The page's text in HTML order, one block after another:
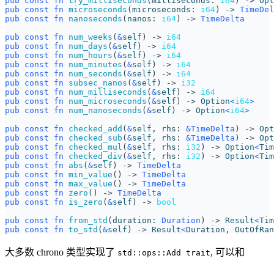
pub
const fn microseconds ( microseconds : i64 ) ->
pub
const fn nanoseconds ( nanos : i64 ) -> TimeDelta
pub
const fn num_weeks ( &self ) -> i64
pub
const fn num_days ( &self ) -> i64
pub
const fn num_hours ( &self ) -> i64
pub
const fn num_minutes ( &self ) -> i64
pub
const fn num_seconds ( &self ) -> i64
pub
const fn subsec_nanos ( &self ) -> i32
pub
const fn num_milliseconds ( &self ) -> i64
pub
const fn num_microseconds ( &self ) -> Option<i64>
pub
const fn num_nanoseconds ( &self ) -> Option<i64>
pub
const fn checked_add ( &self , rhs : &TimeDelta ) ->
pub
const fn checked_sub ( &self , rhs : &TimeDelta ) ->
pub
const fn checked_mul ( &self , rhs : i32 ) -> Option<
pub
const fn checked_div ( &self , rhs : i32 ) -> Option<
pub
const fn abs ( &self ) -> TimeDelta
pub
const fn min_value () -> TimeDelta
pub
const fn max_value () -> TimeDelta
pub
const fn zero () -> TimeDelta
pub
const fn is_zero ( &self ) ->
bool
pub
const fn from_std ( duration : Duration ) -> Result<
pub
const fn to_std ( &self ) -> Result<Duration ,
大多数 chrono 类型实现了 std::ops::Add trait, 可以和